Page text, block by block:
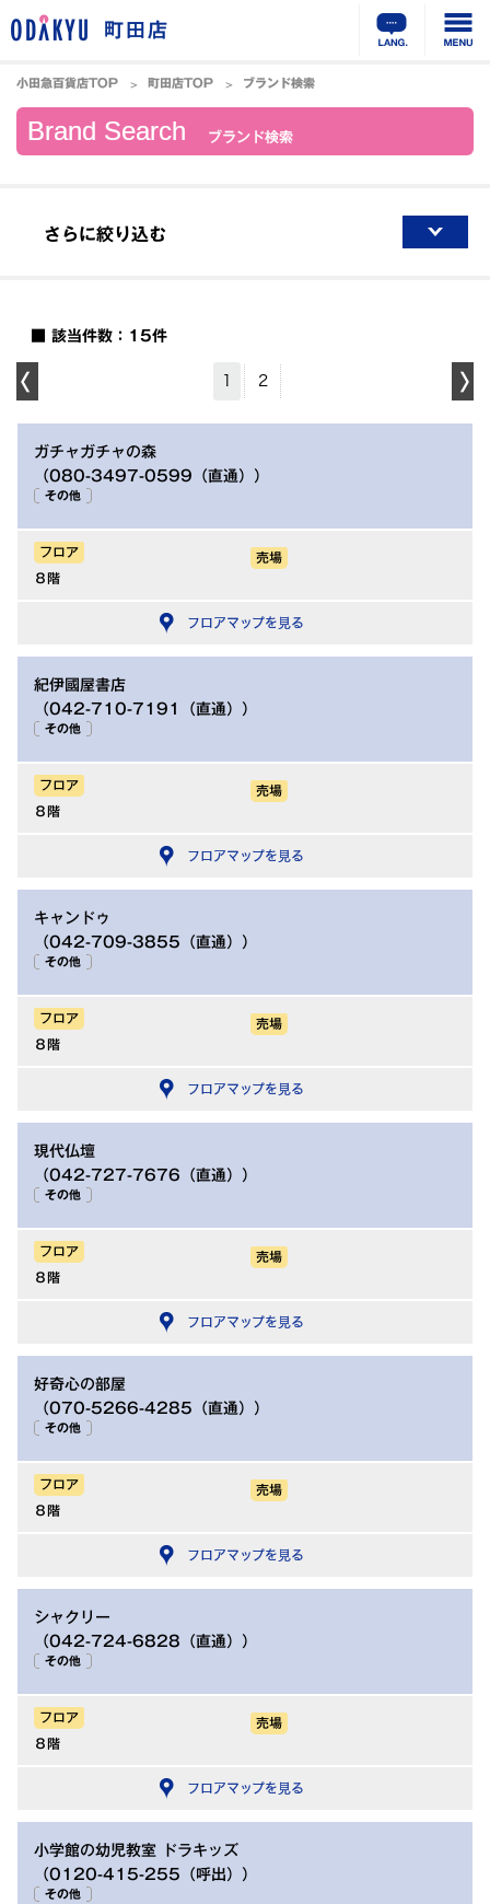
町田店
小田急百貨店TOP 町田店TOP ブランド検索
Brand Search ブランド検索
さらに絞り込む
■ 該当件数：15件
2
ガチャガチャの森
（080-3497-0599（直通））
その他
フロア
８階
売場
フロアマップを見る
紀伊國屋書店
（042-710-7191（直通））
その他
フロア
８階
売場
フロアマップを見る
キャンドゥ
（042-709-3855（直通））
その他
フロア
８階
売場
フロアマップを見る
現代仏壇
（042-727-7676（直通））
その他
フロア
８階
売場
フロアマップを見る
好奇心の部屋
（070-5266-4285（直通））
その他
フロア
８階
売場
フロアマップを見る
シャクリー
（042-724-6828（直通））
その他
フロア
８階
売場
フロアマップを見る
小学館の幼児教室 ドラキッズ
（0120-415-255（呼出））
その他